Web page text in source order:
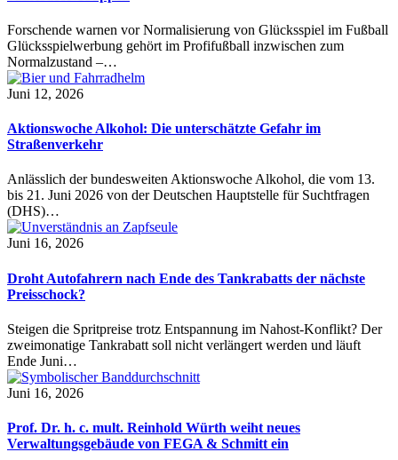
Forschende warnen vor Normalisierung von Glücksspiel im Fußball
Glücksspielwerbung gehört im Profifußball inzwischen zum
Normalzustand –…
Juni 12, 2026
Aktionswoche Alkohol: Die unterschätzte Gefahr im
Straßenverkehr
Anlässlich der bundesweiten Aktionswoche Alkohol, die vom 13.
bis 21. Juni 2026 von der Deutschen Hauptstelle für Suchtfragen
(DHS)…
Juni 16, 2026
Droht Autofahrern nach Ende des Tankrabatts der nächste
Preisschock?
Steigen die Spritpreise trotz Entspannung im Nahost-Konflikt? Der
zweimonatige Tankrabatt soll nicht verlängert werden und läuft
Ende Juni…
Juni 16, 2026
Prof. Dr. h. c. mult. Reinhold Würth weiht neues
Verwaltungsgebäude von FEGA & Schmitt ein